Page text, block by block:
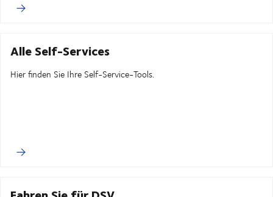
Alle Self-Services
Hier finden Sie Ihre Self-Service-Tools.